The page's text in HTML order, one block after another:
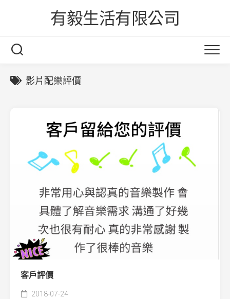
有毅生活有限公司
影片配樂評價
客戶評價
2018-07-24